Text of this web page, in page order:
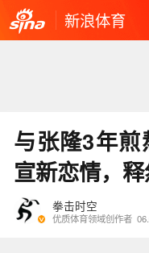
新浪体育
与张隆3年
宣新恋情，
拳击时空
优质体育领域创作者